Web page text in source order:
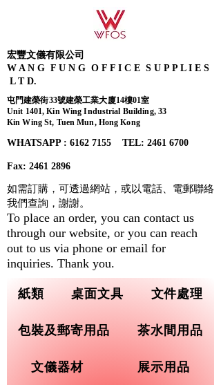
宏豐文儀有限公司
W A N G F U N G O F F I C E S U P P L I E S
L T D.
屯門建榮街33號建榮工業大廈14樓01室
Unit 1401, Kin Wing Industrial Building, 33
Kin Wing St, Tuen Mun, Hong Kong
WHATSAPP : 6162 7155​ TEL: 2461 6700
Fax: 2461 2896
紙類 桌面文具 文件處理
包裝及郵寄用品 茶水間用品
文儀器材 展示用品
如需訂購，可透過網站，或以電話、電郵聯絡
我們查詢， 謝謝。
To place an order, you can contact us
through our website, or you can reach
out to us via phone or email for
inquiries. Thank you.